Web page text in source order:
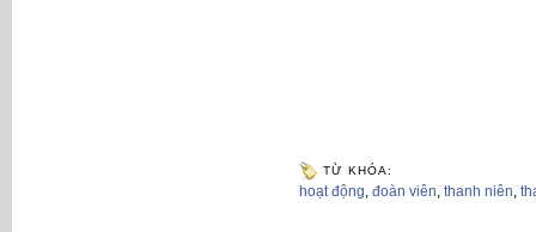
TỪ KHÓA:
hoạt động, đoàn viên, thanh niên,